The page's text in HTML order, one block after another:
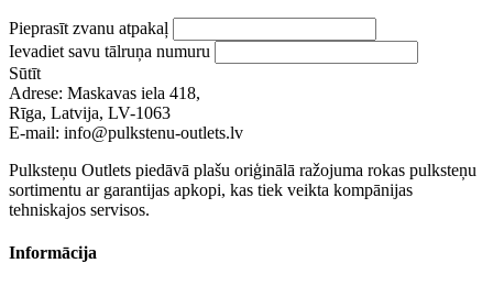
Pieprasīt zvanu atpakaļ
Ievadiet savu tālruņa numuru
Sūtīt
Adrese: Maskavas iela 418,
Rīga, Latvija, LV-1063
E-mail: info@pulkstenu-outlets.lv
Pulksteņu Outlets piedāvā plašu oriģinālā ražojuma rokas pulksteņu
sortimentu ar garantijas apkopi, kas tiek veikta kompānijas
tehniskajos servisos.
Informācija